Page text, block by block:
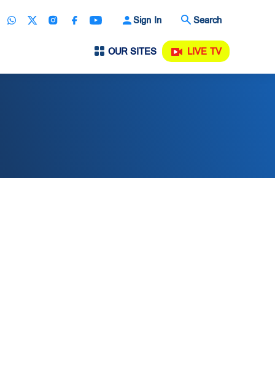
Sign In Search
OUR SITES LIVE TV